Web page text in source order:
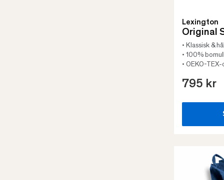
Lexington
Original
• Klassisk &
• 100%
• OEKO-
795 kr